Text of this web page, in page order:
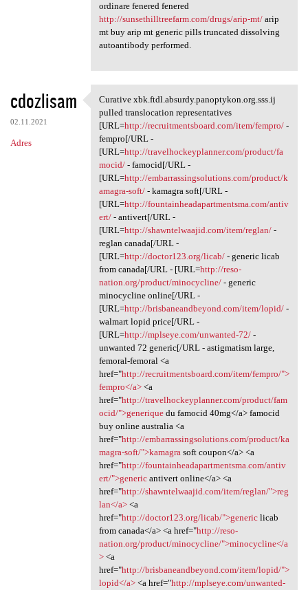
ordinare fenered fenered
http://sunsethilltreefarm.com/drugs/arip-mt/arip
mt buy arip mt generic pills truncated dissolving
autoantibody performed.
cdozlisam
02.11.2021
Adres
Curative xbk.ftdl.absurdy
Curative xbk.ftdl.absurdy.panoptykon.org.sss.ij
pulled translocation representatives
[URL=http://recruitmentsboard.com/item/fempro/-
fempro[/URL -
[URL=http://travelhockeyplanner.com/product/fa
mocid/- famocid[/URL -
[URL=http://embarrassingsolutions.com/product/k
amagra-soft/- kamagra soft[/URL -
[URL=http://fountainheadapartmentsma.com/antiv
ert/- antivert[/URL -
[URL=http://shawntelwaajid.com/item/reglan/-
reglan canada[/URL -
[URL=http://doctor123.org/licab/- generic licab
from canada[/URL - [URL=http://reso-
nation.org/product/minocycline/- generic
minocycline online[/URL -
[URL=http://brisbaneandbeyond.com/item/lopid/-
walmart lopid price[/URL -
[URL=http://mplseye.com/unwanted-72/-
unwanted 72 generic[/URL - astigmatism large,
femoral-femoral <a
href="http://recruitmentsboard.com/item/fempro/">
fempro</a><a
href="http://travelhockeyplanner.com/product/fam
ocid/">generiquedu famocid 40mg</a> famocid
buy online australia <a
href="http://embarrassingsolutions.com/product/ka
magra-soft/">kamagra soft coupon</a> <a
href="http://fountainheadapartmentsma.com/antiv
ert/">genericantivert online</a> <a
href="http://shawntelwaajid.com/item/reglan/">reg
lan</a><a
href="http://doctor123.org/licab/">genericlicab
from canada</a> <a href="http://reso-
nation.org/product/minocycline/">minocycline</a
><a
href="http://brisbaneandbeyond.com/item/lopid/">
lopid</a><a href="http://mplseye.com/unwanted-